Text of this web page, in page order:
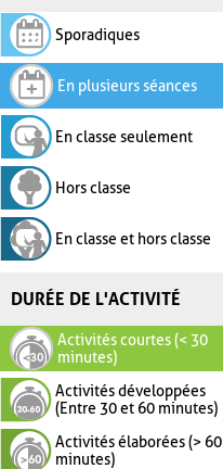
Sporadiques
En plusieurs séances
En classe seulement
Hors classe
En classe et hors classe
DURÉE DE L'ACTIVITÉ
Activités courtes (< 30
minutes)
Activités développées
(Entre 30 et 60 minutes)
Activités élaborées (> 60
minutes)